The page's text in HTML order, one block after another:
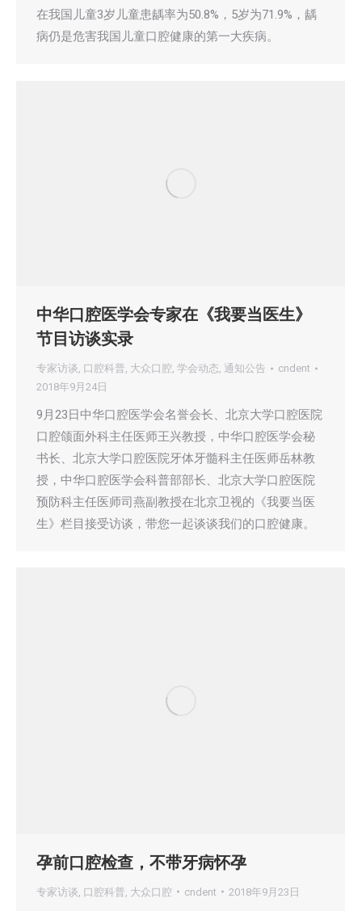
在我国儿童3岁儿童患龋率为50.8%，5岁为71.9%，龋
病仍是危害我国儿童口腔健康的第一大疾病。
中华口腔医学会专家在《我要当医生》
节目访谈实录
专家访谈, 口腔科普, 大众口腔, 学会动态, 通知公告
cndent
2018年9月24日
9月23日中华口腔医学会名誉会长、北京大学口腔医院
口腔颌面外科主任医师王兴教授，中华口腔医学会秘
书长、北京大学口腔医院牙体牙髓科主任医师岳林教
授，中华口腔医学会科普部部长、北京大学口腔医院
预防科主任医师司燕副教授在北京卫视的《我要当医
生》栏目接受访谈，带您一起谈谈我们的口腔健康。
孕前口腔检查，不带牙病怀孕
专家访谈 口腔科普 大众口腔 cndent 2018年9月23日